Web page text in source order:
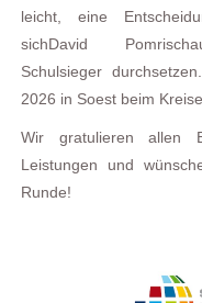
leicht, eine
sichDavid Pomrisch
Schulsieger durchsetzen
2026 in Soest beim
Wir gratulieren allen
Leistungen und
Runde!